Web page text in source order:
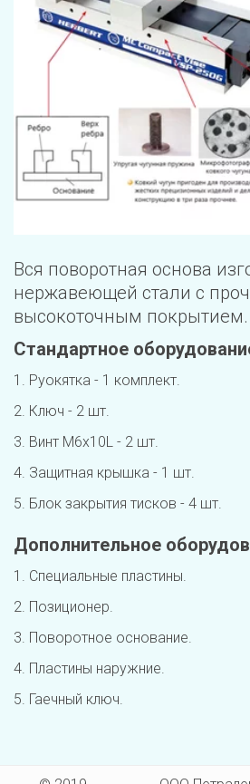
Вся поворотная основа
нержавеющей стали с
высокоточным покрытием.
Стандартное
1. Руокятка - 1 комплект.
2. Ключ - 2 шт.
3. Винт M6x10L - 2 шт.
4. Защитная крышка - 1 шт.
5. Блок закрытия тисков - 4 шт.
Дополнительное
1. Специальные пластины.
2. Позиционер.
3. Поворотное основание.
4. Пластины наружние.
5. Гаечный ключ.